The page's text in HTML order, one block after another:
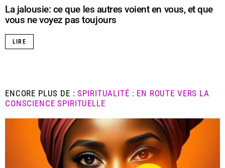
La jalousie: ce que les autres voient en vous, et que
vous ne voyez pas toujours
LIRE
ENCORE PLUS DE :SPIRITUALITÉ : EN ROUTE VERS LA
CONSCIENCE SPIRITUELLE